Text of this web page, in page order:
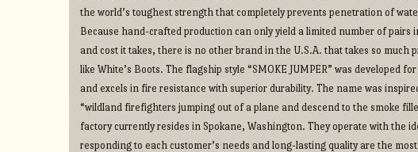
the world’s toughest strength that completely prevents penetration of
Because hand-crafted production can only yield a limited number of pairs
and cost it takes, there is no other brand in the U.S.A. that takes so much
like White’s Boots. The flagship style “SMOKE JUMPER” was developed
and excels in fire resistance with superior durability. The name was
“wildland firefighters jumping out of a plane and descend to the smoke
factory currently resides in Spokane, Washington. They operate with the
responding to each customer’s needs and long-lasting quality are the